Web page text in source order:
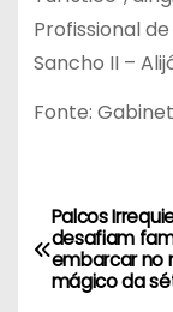
Profissional de
Sancho II –
Fonte:
N
a
Palcos
desafiam
embarcar no
mágico da